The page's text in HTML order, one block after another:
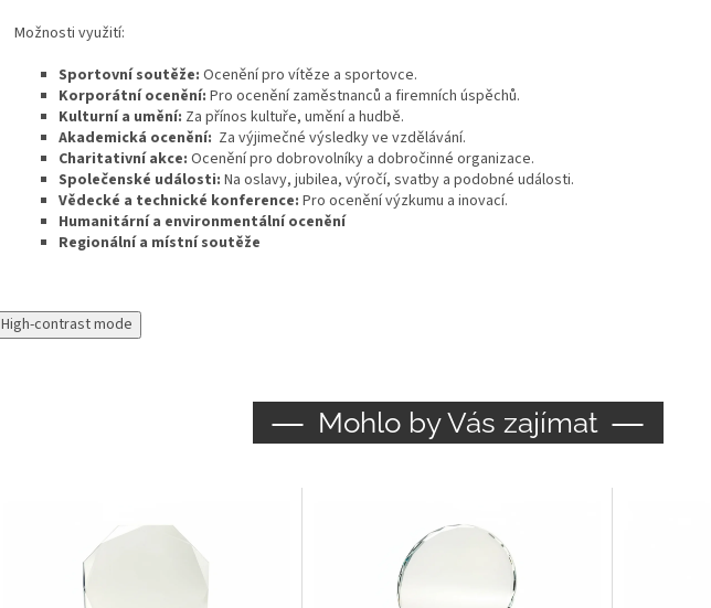
Možnosti využití:
Sportovní soutěže: Ocenění pro vítěze a sportovce.
Korporátní ocenění: Pro ocenění zaměstnanců a firemních úspěchů.
Kulturní a umění: Za přínos kultuře, umění a hudbě.
Akademická ocenění: Za výjimečné výsledky ve vzdělávání.
Charitativní akce: Ocenění pro dobrovolníky a dobročinné organizace.
Společenské události: Na oslavy, jubilea, výročí, svatby a podobné události.
Vědecké a technické konference: Pro ocenění výzkumu a inovací.
Humanitární a environmentální ocenění
Regionální a místní soutěže
High-contrast mode
Mohlo by Vás zajímat